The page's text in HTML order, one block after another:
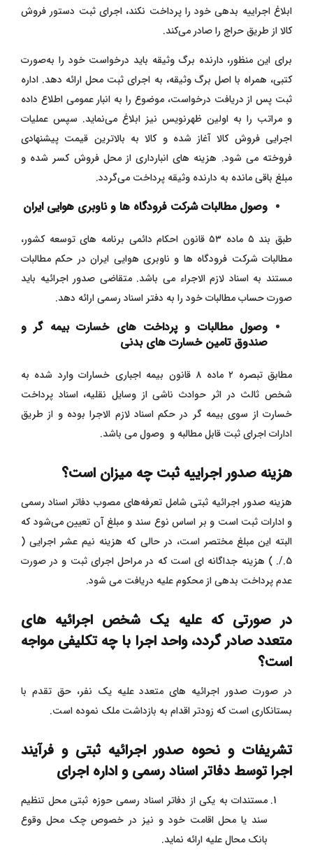
ابلاغ اجراییه بدهی خود را پرداخت نکند، اجرای ثبت دستور فروش
کالا از طریق حراج را صادر می‌کند.
برای این منظور، دارنده برگ وثیقه باید درخواست خود را به‌صورت
کتبی، همراه با اصل برگ وثیقه، به اجرای ثبت محل ارائه دهد. اداره
ثبت پس از دریافت درخواست، موضوع را به انبار عمومی اطلاع داده
و مراتب را به اولین ظهرنویس نیز ابلاغ می‌نماید. سپس عملیات
اجرایی فروش کالا آغاز شده و کالا به بالاترین قیمت پیشنهادی
فروخته می‌ شود. هزینه‌ های انبارداری از محل فروش کسر شده و
مبلغ باقی‌ مانده به دارنده وثیقه پرداخت می‌گردد.
وصول مطالبات شرکت فرودگاه ها و ناوبری هوایی ایران
طبق بند ۵ ماده ۵۳ قانون احکام دائمی برنامه های توسعه کشور،
مطالبات شرکت فرودگاه ها و ناوبری هوایی ایران در حکم مطالبات
مستند به اسناد لازم الاجراء می باشد. متقاضی صدور اجرائیه باید
صورت حساب مطالبات خود را به دفتر اسناد رسمی ارائه دهد.
وصول مطالبات و پرداخت های خسارت بیمه گر و
صندوق تامین خسارت های بدنی
مطابق تبصره ۲ ماده ۸ قانون بیمه اجباری خسارات وارد شده به
شخص ثالث در اثر حوادث ناشی از وسایل نقلیه، اسناد پرداخت
خسارت از سوی بیمه گر در حکم اسناد لازم الاجرا بوده و از طریق
ادارات اجرای ثبت قابل مطالبه و وصول می باشد.
هزینه صدور اجراییه ثبت چه میزان است؟
هزینه صدور اجرائیه ثبتی شامل تعرفه‌های مصوب دفاتر اسناد رسمی
و ادارات ثبت است و بر اساس نوع سند و مبلغ آن تعیین می‌شود که
البته این مبلغ مختصر است، در حالی که هزینه نیم عشر اجرایی (
5./. ) هزینه جداگانه ای است که در مراحل اجرای ثبت و در صورت
عدم پرداخت بدهی از محکوم علیه دریافت می شود.
در صورتی که علیه یک شخص اجرائیه های
متعدد صادر گردد، واحد اجرا با چه تکلیفی مواجه
است؟
در صورت صدور اجرائیه های متعدد علیه یک نفر، حق تقدم با
بستانکاری است که زودتر اقدام به بازداشت ملک نموده است.
تشریفات و نحوه صدور اجرائیه ثبتی و فرآیند
اجرا توسط دفاتر اسناد رسمی و اداره اجرای
مستندات به یکی از دفاتر اسناد رسمی حوزه ثبتی محل تنظیم
سند یا محل اقامت خود و نیز در خصوص چک محل وقوع
بانک محال علیه ارائه نماید.